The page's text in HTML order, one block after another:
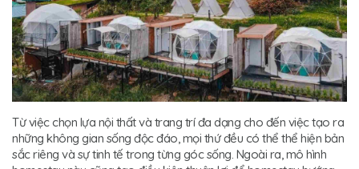
Từ việc chọn lựa nội thất và trang trí đa dạng cho đến việc tạo ra
những không gian sống độc đáo, mọi thứ đều có thể thể hiện bản
sắc riêng và sự tinh tế trong từng góc sống. Ngoài ra, mô hình